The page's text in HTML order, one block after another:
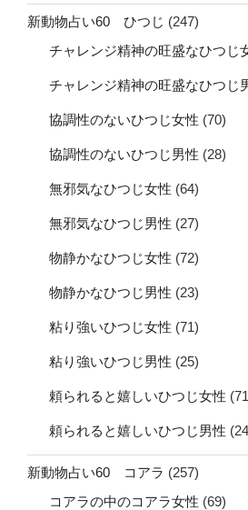
新動物占い60 ひつじ (247)
チャレンジ精神の旺盛なひつじ
チャレンジ精神の旺盛なひつじ
協調性のないひつじ女性 (70)
協調性のないひつじ男性 (28)
無邪気なひつじ女性 (64)
無邪気なひつじ男性 (27)
物静かなひつじ女性 (72)
物静かなひつじ男性 (23)
粘り強いひつじ女性 (71)
粘り強いひつじ男性 (25)
頼られると嬉しいひつじ女性
頼られると嬉しいひつじ男性
新動物占い60 コアラ (257)
コアラの中のコアラ女性 (69)